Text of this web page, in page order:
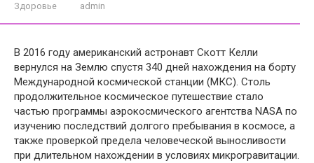
Здоровье
admin
В 2016 году американский астронавт Скотт Келли
вернулся на Землю спустя 340 дней нахождения на борту
Международной космической станции (МКС). Столь
продолжительное космическое путешествие стало
частью программы аэрокосмического агентства NASA по
изучению последствий долгого пребывания в космосе, а
также проверкой предела человеческой выносливости
при длительном нахождении в условиях микрогравитации.